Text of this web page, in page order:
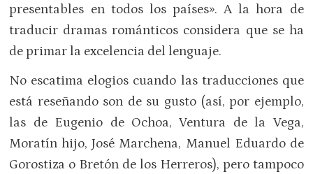
presentables en todos los países». A la hora de
traducir dramas románticos considera que se ha
de primar la excelencia del lenguaje.
No escatima elogios cuando las traducciones que
está reseñando son de su gusto (así, por ejemplo,
las de Eugenio de Ochoa, Ventura de la Vega,
Moratín hijo, José Marchena, Manuel Eduardo de
Gorostiza o Bretón de los Herreros), pero tampoco